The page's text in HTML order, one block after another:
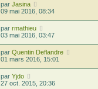
par Jasina
09 mai 2016, 08:34
par rmathieu
03 mai 2016, 03:47
par Quentin Deflandre
01 mars 2016, 15:01
par Yjdo
27 oct. 2015, 20:36